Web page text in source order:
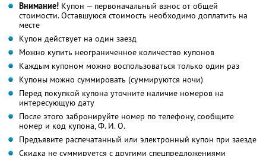
Внимание! Купон — первоначальный взнос от общей
стоимости. Оставшуюся стоимость необходимо доплатить на
месте
Купон действует на один заезд
Можно купить неограниченное количество купонов
Каждым купоном можно воспользоваться только один раз
Купоны можно суммировать (суммируются ночи)
Перед покупкой купона уточните наличие номеров на
интересующую дату
После этого забронируйте номер по телефону, сообщите
номер и код купона,Ф. И. О.
Предъявите распечатанный или электронный купон при заезде
Скидка не суммируется с другими спецпредложениями